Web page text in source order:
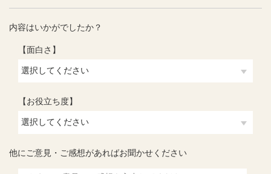
内容はいかがでしたか？
【面白さ】
【お役立ち度】
他にご意見・ご感想があればお聞かせください